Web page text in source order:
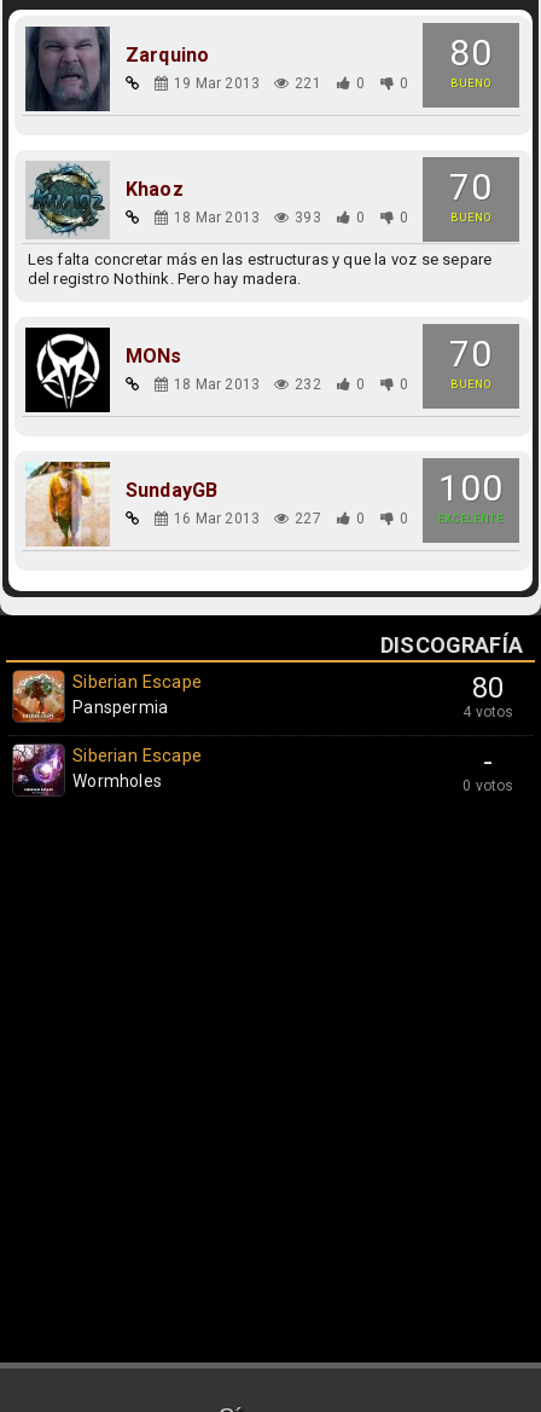
80
BUENO
Zarquino
19 Mar 2013 221 0 0
70
BUENO
Khaoz
18 Mar 2013 393 0 0
Les falta concretar más en las estructuras y que la voz se separe
del registro Nothink. Pero hay madera.
70
BUENO
MONs
18 Mar 2013 232 0 0
100
EXCELENTE
SundayGB
16 Mar 2013 227 0 0
DISCOGRAFÍA
80
4 votos
Siberian Escape
Panspermia
-
0 votos
Siberian Escape
Wormholes